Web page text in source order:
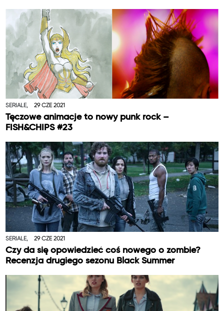
SERIALE, 29 CZE 2021
Tęczowe animacje to nowy punk rock –
FISH&CHIPS #23
SERIALE, 29 CZE 2021
Czy da się opowiedzieć coś nowego o zombie?
Recenzja drugiego sezonu Black Summer